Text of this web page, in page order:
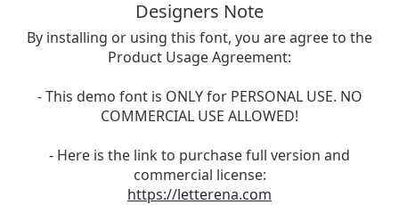
Designers Note
By installing or using this font, you are agree to the
Product Usage Agreement:
- This demo font is ONLY for PERSONAL USE. NO
COMMERCIAL USE ALLOWED!
- Here is the link to purchase full version and
commercial license:
https://letterena.com